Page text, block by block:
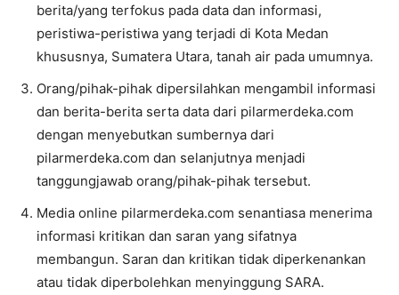
berita/yang terfokus pada data dan informasi,
peristiwa-peristiwa yang terjadi di Kota Medan
khususnya, Sumatera Utara, tanah air pada umumnya.
Orang/pihak-pihak dipersilahkan mengambil informasi
dan berita-berita serta data dari pilarmerdeka.com
dengan menyebutkan sumbernya dari
pilarmerdeka.com dan selanjutnya menjadi
tanggungjawab orang/pihak-pihak tersebut.
Media online pilarmerdeka.com senantiasa menerima
informasi kritikan dan saran yang sifatnya
membangun. Saran dan kritikan tidak diperkenankan
atau tidak diperbolehkan menyinggung SARA.